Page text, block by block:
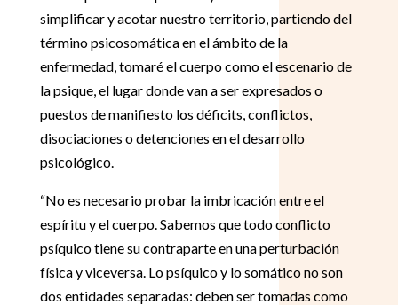
simplificar y acotar nuestro territorio, partiendo del
término psicosomática en el ámbito de la
enfermedad, tomaré el cuerpo como el escenario de
la psique, el lugar donde van a ser expresados o
puestos de manifiesto los déficits, conflictos,
disociaciones o detenciones en el desarrollo
psicológico.
“No es necesario probar la imbricación entre el
espíritu y el cuerpo. Sabemos que todo conflicto
psíquico tiene su contraparte en una perturbación
física y viceversa. Lo psíquico y lo somático no son
dos entidades separadas: deben ser tomadas como